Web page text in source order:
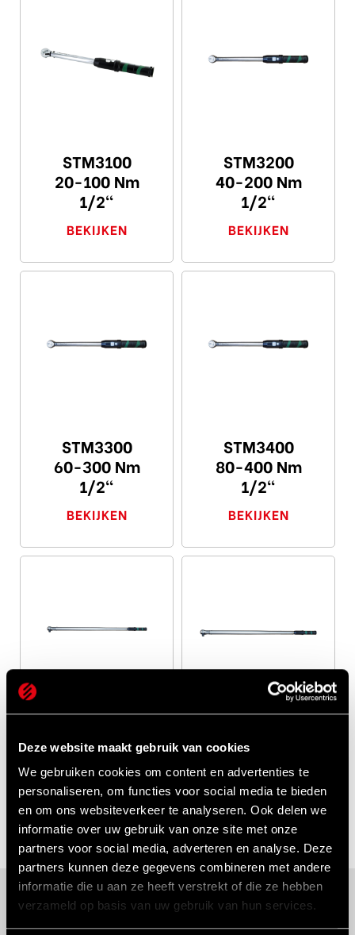
Deze website maakt gebruik van cookies
We gebruiken cookies om content en advertenties te
personaliseren, om functies voor social media te bieden
en om ons websiteverkeer te analyseren. Ook delen we
informatie over uw gebruik van onze site met onze
partners voor social media, adverteren en analyse. Deze
partners kunnen deze gegevens combineren met andere
informatie die u aan ze heeft verstrekt of die ze hebben
verzameld op basis van uw gebruik van hun services.
STM3100
20-100 Nm
1/2"
BEKIJKEN
STM3200
40-200 Nm
1/2"
BEKIJKEN
STM3300
60-300 Nm
1/2"
BEKIJKEN
STM3400
80-400 Nm
1/2"
BEKIJKEN
200-1000 Nm
3/4"
BEKIJKEN
300-1500 Nm
1"
BEKIJKEN
Advies op maat